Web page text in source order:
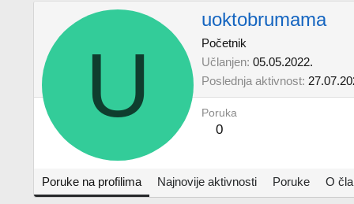
U
uoktobrumama
Početnik
Učlanjen 05.05.2022.
Poslednja aktivnost
Poruka
0
Poruke na profilima Najnovije aktivnosti Poruke O